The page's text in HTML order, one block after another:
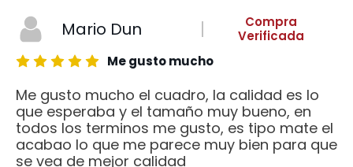
Mario Dun
Compra
Verificada
Me gusto mucho
Me gusto mucho el cuadro, la calidad es lo
que esperaba y el tamaño muy bueno, en
todos los terminos me gusto, es tipo mate el
acabao lo que me parece muy bien para que
se vea de mejor calidad